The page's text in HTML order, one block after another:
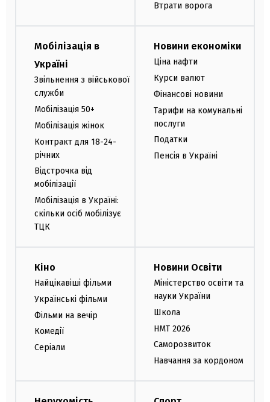
Втрати ворога
Мобілізація в
Україні
Звільнення з військової
служби
Мобілізація 50+
Мобілізація жінок
Контракт для 18-24-
річних
Відстрочка від
мобілізації
Мобілізація в Україні:
скільки осіб мобілізує
ТЦК
Новини економіки
Ціна нафти
Курси валют
Фінансові новини
Тарифи на комунальні
послуги
Податки
Пенсія в Україні
Кіно
Найцікавіші фільми
Українські фільми
Фільми на вечір
Комедії
Серіали
Новини Освіти
Міністерство освіти та
науки України
Школа
НМТ 2026
Саморозвиток
Навчання за кордоном